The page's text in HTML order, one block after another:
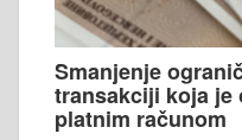
Smanjenje
transakciji koja je
platnim računom